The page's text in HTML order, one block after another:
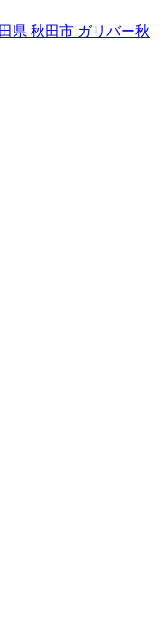
県 秋田市 ガリバー秋